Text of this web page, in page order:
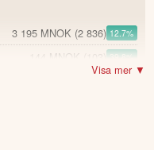
3 195 MNOK (2 836) 12.7%
144 MNOK 39.8%
Visa mer ▼